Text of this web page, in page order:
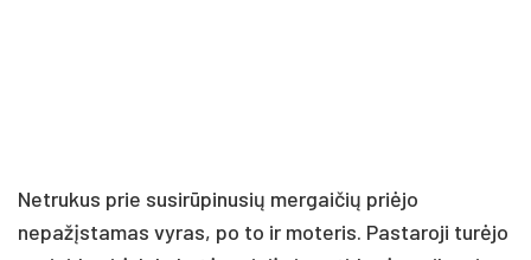
Netrukus prie susirūpinusių mergaičių priėjo
nepažįstamas vyras, po to ir moteris. Pastaroji turėjo